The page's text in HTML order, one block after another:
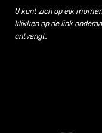
U kunt zich op elk
klikken op de link
ontvangt.